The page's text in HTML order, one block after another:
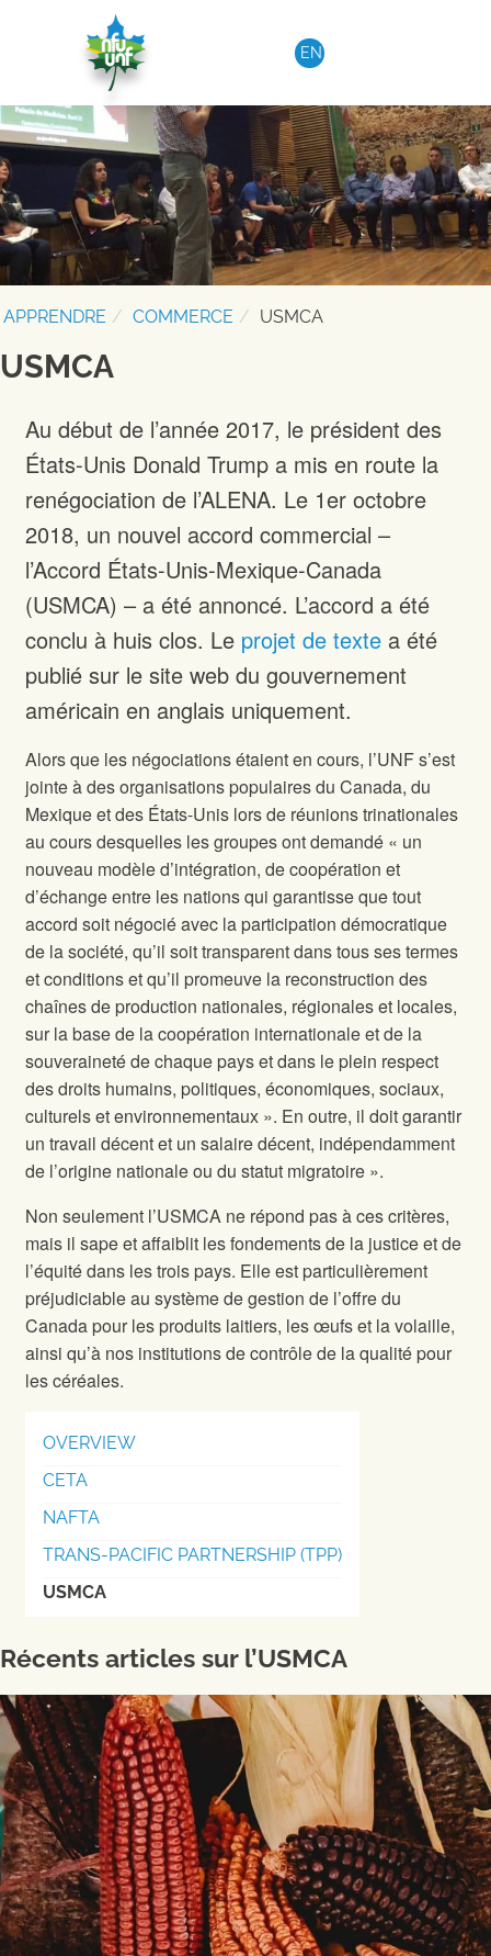
Aller au contenu
EN
APPRENDRE COMMERCE USMCA
USMCA
Au début de l’année 2017, le président des
États-Unis Donald Trump a mis en route la
renégociation de l’ALENA. Le 1er octobre
2018, un nouvel accord commercial –
l’Accord États-Unis-Mexique-Canada
(USMCA) – a été annoncé. L’accord a été
conclu à huis clos. Le projet de texte a été
publié sur le site web du gouvernement
américain en anglais uniquement.
Alors que les négociations étaient en cours, l’UNF s’est
jointe à des organisations populaires du Canada, du
Mexique et des États-Unis lors de réunions trinationales
au cours desquelles les groupes ont demandé « un
nouveau modèle d’intégration, de coopération et
d’échange entre les nations qui garantisse que tout
accord soit négocié avec la participation démocratique
de la société, qu’il soit transparent dans tous ses termes
et conditions et qu’il promeuve la reconstruction des
chaînes de production nationales, régionales et locales,
sur la base de la coopération internationale et de la
souveraineté de chaque pays et dans le plein respect
des droits humains, politiques, économiques, sociaux,
culturels et environnementaux ». En outre, il doit garantir
un travail décent et un salaire décent, indépendamment
de l’origine nationale ou du statut migratoire ».
Non seulement l’USMCA ne répond pas à ces critères,
mais il sape et affaiblit les fondements de la justice et de
l’équité dans les trois pays. Elle est particulièrement
préjudiciable au système de gestion de l’offre du
Canada pour les produits laitiers, les œufs et la volaille,
ainsi qu’à nos institutions de contrôle de la qualité pour
les céréales.
OVERVIEW
CETA
NAFTA
TRANS-PACIFIC PARTNERSHIP (TPP)
USMCA
Récents articles sur l’USMCA